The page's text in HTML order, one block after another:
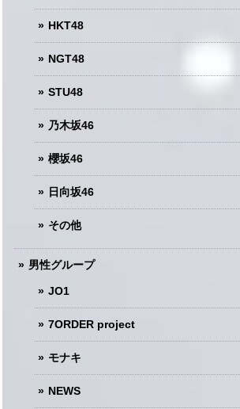
HKT48
NGT48
STU48
乃木坂46
櫻坂46
日向坂46
その他
男性グループ
JO1
7ORDER project
モナキ
NEWS